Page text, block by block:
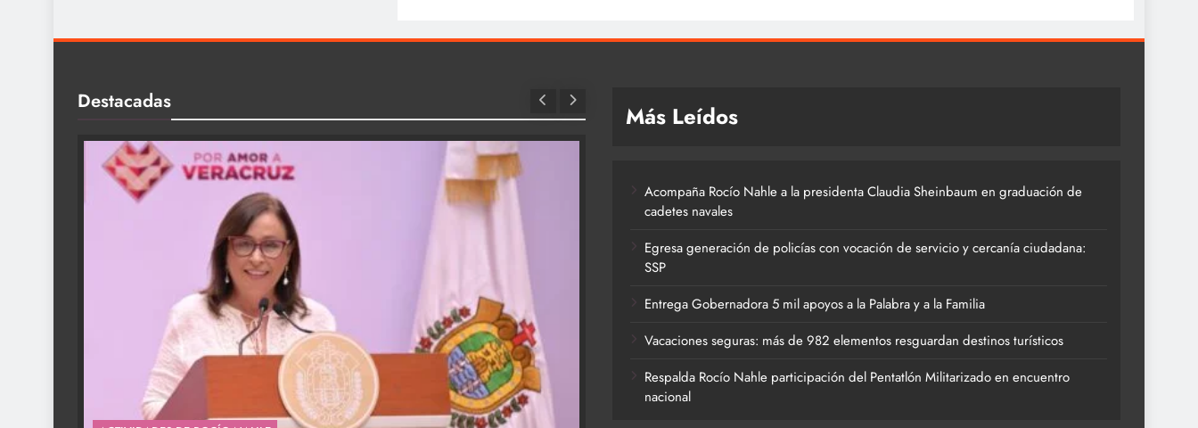
Destacadas Más Leídos
Acompaña Rocío Nahle a la presidenta Claudia Sheinbaum en graduación de
cadetes navales
Egresa generación de policías con vocación de servicio y cercanía ciudadana:
SSP
Entrega Gobernadora 5 mil apoyos a la Palabra y a la Familia
Vacaciones seguras: más de 982 elementos resguardan destinos turísticos
Respalda Rocío Nahle participación del Pentatlón Militarizado en encuentro
nacional